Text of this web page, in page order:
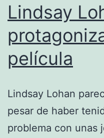
Lindsay
película
Lindsay Lohan
pesar de haber
problema con unas